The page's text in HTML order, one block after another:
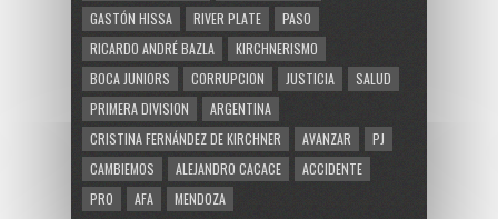
GASTÓN HISSA
RIVER PLATE
PASO
RICARDO ANDRÉ BAZLA
KIRCHNERISMO
BOCA JUNIORS
CORRUPCION JUSTICIA
SALUD
PRIMERA DIVISION
ARGENTINA
CRISTINA FERNÁNDEZ DE KIRCHNER
AVANZAR
PJ
CAMBIEMOS
ALEJANDRO CACACE
ACCIDENTE
PRO
AFA MENDOZA